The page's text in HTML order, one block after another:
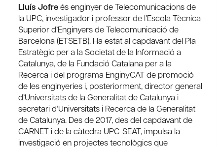
Lluís Jofreés enginyer de Telecomunicacions de
la UPC, investigador i professor de l’Escola Tècnica
Superior d’Enginyers de Telecomunicació de
Barcelona (ETSETB). Ha estat al capdavant del Pla
Estratègic per a la Societat de la Informació a
Catalunya, de la Fundació Catalana per a la
Recerca i del programa EnginyCAT de promoció
de les enginyeries i, posteriorment, director general
d’Universitats de la Generalitat de Catalunya i
secretari d’Universitats i Recerca de la Generalitat
de Catalunya. Des de 2017, des del capdavant de
CARNET i de la càtedra UPC-SEAT, impulsa la
investigació en projectes tecnològics que